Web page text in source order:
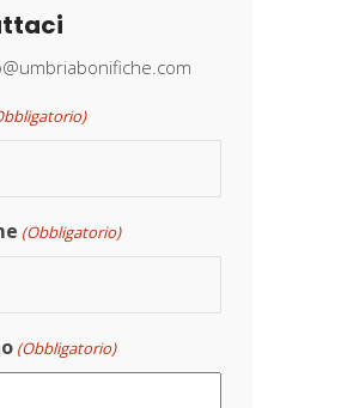
(Obbligatorio)
(Obbligatorio)